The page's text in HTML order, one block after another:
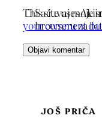
Sačuvaj moje
browseru za
This site uses
your comment
JOŠ PRIČA